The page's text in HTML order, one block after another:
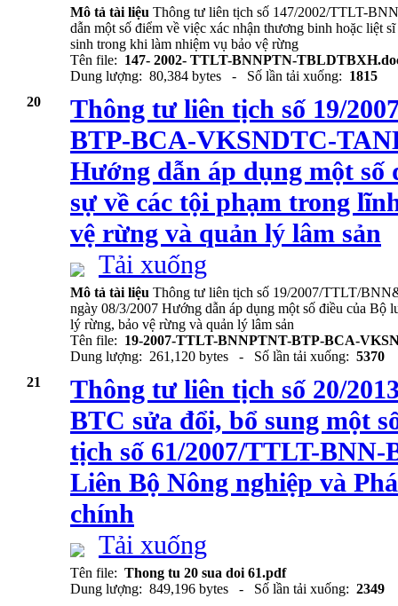
Mô tả tài liệu Thông tư liên tịch số 147/2002/TTLT-
dẫn một số điểm về việc xác nhận thương binh hoặc liệt
sinh trong khi làm nhiệm vụ bảo vệ rừng
Tên file: 147- 2002- TTLT-BNNPTN-
Dung lượng: 80,384 bytes - Số lần tải xuống: 1815
20
Thông tư liên tịch số 19/
BTP-BCA-VKSNDTC-
Hướng dẫn áp dụng một số
sự về các tội phạm trong
vệ rừng và quản lý lâm sản
Tải xuống
Mô tả tài liệu Thông tư liên tịch số 19/2007/TTLT/
ngày 08/3/2007 Hướng dẫn áp dụng một số điều của Bộ
lý rừng, bảo vệ rừng và quản lý lâm sản
Tên file: 19-2007-TTLT-BNNPTNT-BTP-BCA-
Dung lượng: 261,120 bytes - Số lần tải xuống: 5370
21
Thông tư liên tịch số 20/
BTC sửa đổi, bổ sung một
tịch số 61/2007/TTLT-BNN-
Liên Bộ Nông nghiệp và
chính
Tải xuống
Tên file: Thong tu 20 sua doi 61.pdf
Dung lượng: 849,196 bytes - Số lần tải xuống: 2349